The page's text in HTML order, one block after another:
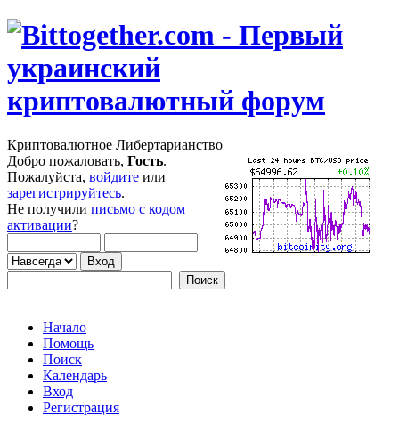
Криптовалютное Либертарианство
Добро пожаловать, Гость.
Пожалуйста, войдите или
зарегистрируйтесь.
Не получили письмо с кодом
активации?
Начало
Помощь
Поиск
Календарь
Вход
Регистрация